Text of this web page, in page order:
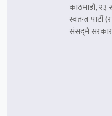
काठमाडौं, २३
स्वतन्त्र
संसद्‌मै